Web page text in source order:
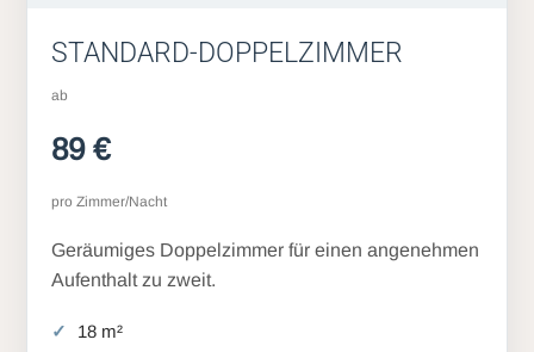
STANDARD-DOPPELZIMMER
ab
89 €
pro Zimmer/Nacht
Geräumiges Doppelzimmer für einen angenehmen
Aufenthalt zu zweit.
18 m²